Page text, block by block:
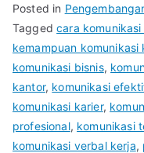
Posted in
Taggedcara
kemampuan komunikasi
komunikasi bisnis,
kantor, komunikasi
komunikasi karier,
profesional, komunikasi
komunikasi verbal kerja,